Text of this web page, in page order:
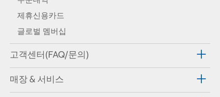
제휴신용카드
글로벌 멤버십
고객센터(FAQ/문의)
매장 & 서비스